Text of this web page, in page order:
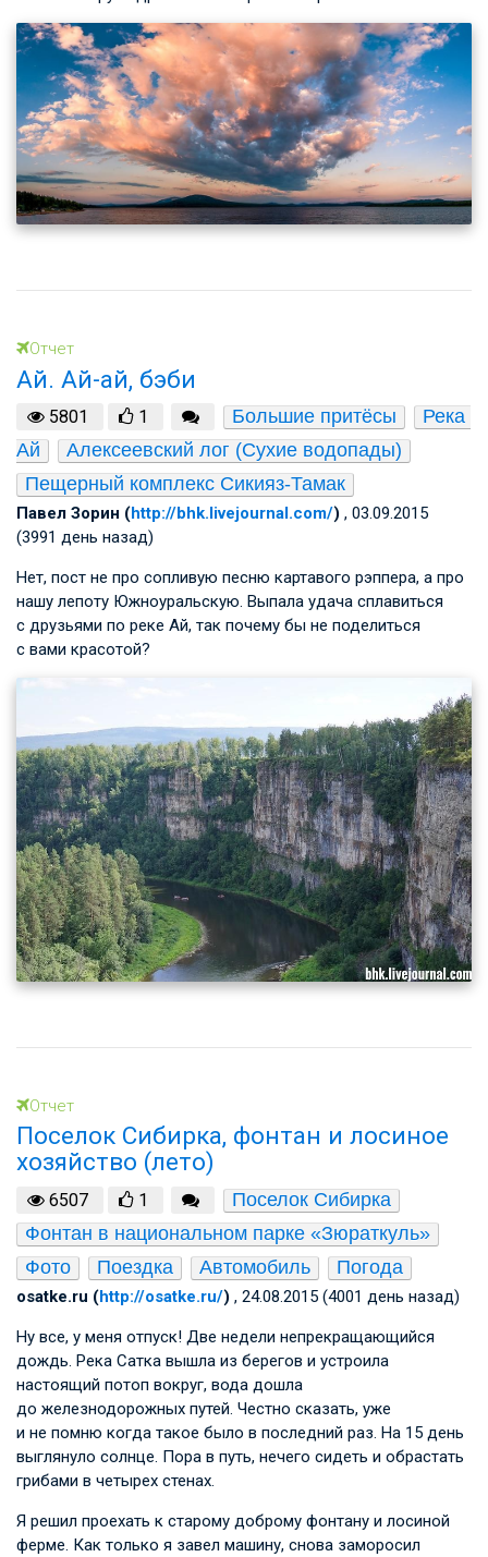
Отчет
Ай. Ай-ай, бэби
5801 1 Большие притёсы
Река
Ай
Алексеевский лог (Сухие водопады)
Пещерный комплекс Сикияз-Тамак
Павел Зорин (http://bhk.livejournal.com/) , 03.09.2015
(3991 день назад)
Нет, пост не про сопливую песню картавого рэппера, а про
нашу лепоту Южноуральскую. Выпала удача сплавиться
с друзьями по реке Ай, так почему бы не поделиться
с вами красотой?
Отчет
Поселок Сибирка, фонтан и лосиное
хозяйство (лето)
6507 1
Поселок Сибирка
Фонтан в национальном парке «Зюраткуль»
Фото
Поездка Автомобиль Погода
osatke.ru (http://osatke.ru/) , 24.08.2015 (4001 день назад)
Ну все, у меня отпуск! Две недели непрекращающийся
дождь. Река Сатка вышла из берегов и устроила
настоящий потоп вокруг, вода дошла
до железнодорожных путей. Честно сказать, уже
и не помню когда такое было в последний раз. На 15 день
выглянуло солнце. Пора в путь, нечего сидеть и обрастать
грибами в четырех стенах.
Я решил проехать к старому доброму фонтану и лосиной
ферме. Как только я завел машину, снова заморосил